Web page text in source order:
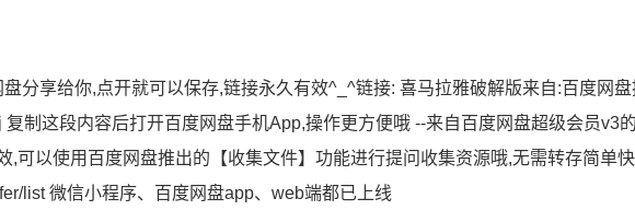
分享给你,点开就可以保存,链接永久有效^_^链接: 喜马拉雅破解版来自:百度网
制这段内容后打开百度网盘手机App,操作更方便哦 --来自百度网盘超级会员v3
,可以使用百度网盘推出的【收集文件】功能进行提问收集资源哦,无需转存简单
list 微信小程序、百度网盘app、web端都已上线